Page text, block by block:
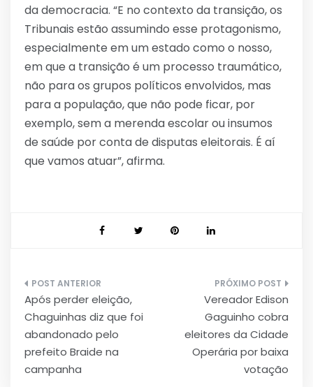
da democracia. “E no contexto da transição, os
Tribunais estão assumindo esse protagonismo,
especialmente em um estado como o nosso,
em que a transição é um processo traumático,
não para os grupos políticos envolvidos, mas
para a população, que não pode ficar, por
exemplo, sem a merenda escolar ou insumos
de saúde por conta de disputas eleitorais. É aí
que vamos atuar”, afirma.
Navegação
de
Post
Após perder eleição,
Chaguinhas diz que foi
abandonado pelo
prefeito Braide na
campanha
Vereador Edison
Gaguinho cobra
eleitores da Cidade
Operária por baixa
votação